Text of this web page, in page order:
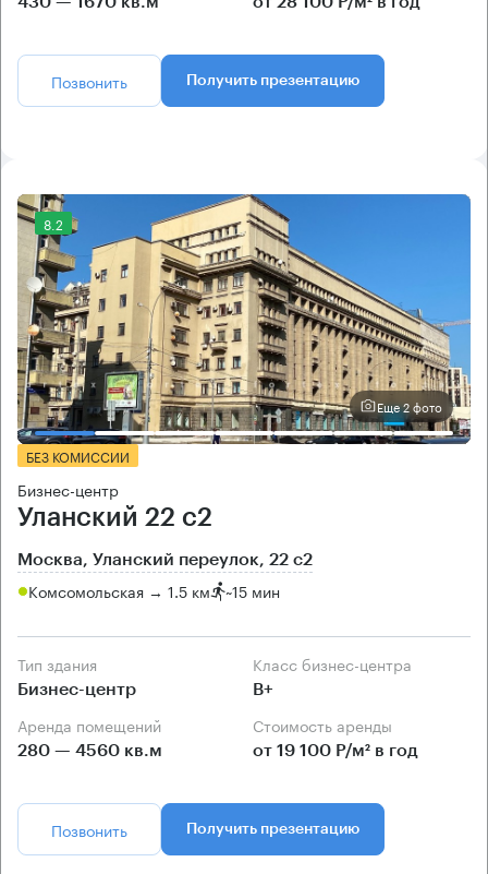
Позвонить Получить презентацию
8.2
Еще 2 фото
БЕЗ КОМИССИИ
Бизнес-центр
Уланский 22 с2
Москва, Уланский переулок, 22 с2
Комсомольская → 1.5 км ~15 мин
Тип здания
Бизнес-центр
Класс бизнес-центра
B+
Аренда помещений
280 — 4560 кв.м
Стоимость аренды
от 19 100 Р/м² в год
Позвонить Получить презентацию